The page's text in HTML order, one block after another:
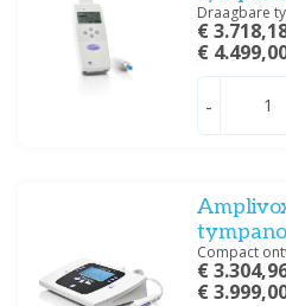
Draagbare
€
€
-
Compact
€
€